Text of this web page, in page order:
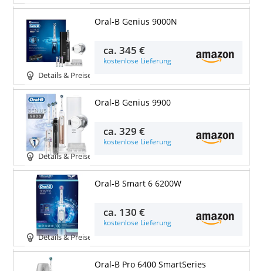
Details & Preise
Oral-B Genius 9000N
ca.345 €
kostenlose Lieferung
Details & Preise
Oral-B Genius 9900
ca.329 €
kostenlose Lieferung
Details & Preise
Oral-B Smart 6 6200W
ca. 130 €
kostenlose Lieferung
Oral-B Pro 6400 SmartSeries